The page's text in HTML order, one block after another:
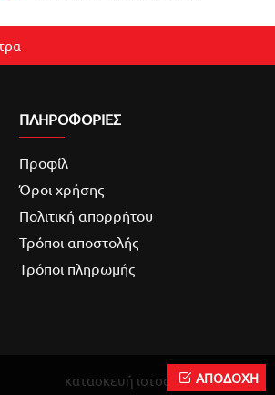
ΠΛΗΡΟΦΟΡΙΕΣ
Προφίλ
Όροι χρήσης
Πολιτική απορρήτου
Τρόποι αποστολής
Τρόποι πληρωμής
κατασκευή ιστοσελίδαςReweb
ΑΠΟΔΟΧΗ